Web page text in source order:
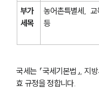
부가
세목
농어촌특별세, 교
등
국세는 「국세기본법」, 지
효 규정을 정합니다.